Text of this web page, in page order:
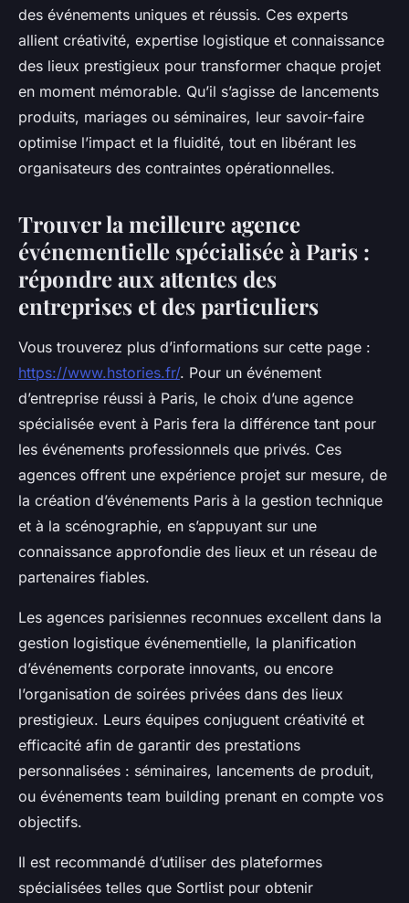
des événements uniques et réussis. Ces experts
allient créativité, expertise logistique et connaissance
des lieux prestigieux pour transformer chaque projet
en moment mémorable. Qu’il s’agisse de lancements
produits, mariages ou séminaires, leur savoir-faire
optimise l’impact et la fluidité, tout en libérant les
organisateurs des contraintes opérationnelles.
Trouver la meilleure agence
événementielle spécialisée à Paris :
répondre aux attentes des
entreprises et des particuliers
Vous trouverez plus d’informations sur cette page :
https://www.hstories.fr/. Pour un événement
d’entreprise réussi à Paris, le choix d’une agence
spécialisée event à Paris fera la différence tant pour
les événements professionnels que privés. Ces
agences offrent une expérience projet sur mesure, de
la création d’événements Paris à la gestion technique
et à la scénographie, en s’appuyant sur une
connaissance approfondie des lieux et un réseau de
partenaires fiables.
Les agences parisiennes reconnues excellent dans la
gestion logistique événementielle, la planification
d’événements corporate innovants, ou encore
l’organisation de soirées privées dans des lieux
prestigieux. Leurs équipes conjuguent créativité et
efficacité afin de garantir des prestations
personnalisées : séminaires, lancements de produit,
ou événements team building prenant en compte vos
objectifs.
Il est recommandé d’utiliser des plateformes
spécialisées telles que Sortlist pour obtenir